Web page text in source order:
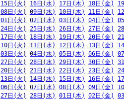
15日(火) 16日(水) 17日(木) 18日(金)
08日(火) 09日(水) 10日(木) 11日(金)
01日(火) 02日(水) 03日(木) 04日(金)
24日(火) 25日(水) 26日(木) 27日(金)
17日(火) 18日(水) 19日(木) 20日(金)
10日(火) 11日(水) 12日(木) 13日(金)
03日(火) 04日(水) 05日(木) 06日(金)
27日(火) 28日(水) 29日(木) 30日(金)
20日(火) 21日(水) 22日(木) 23日(金)
13日(火) 14日(水) 15日(木) 16日(金)
06日(火) 07日(水) 08日(木) 09日(金)
27日(火) 28日(水) 01日(木) 02日(金)